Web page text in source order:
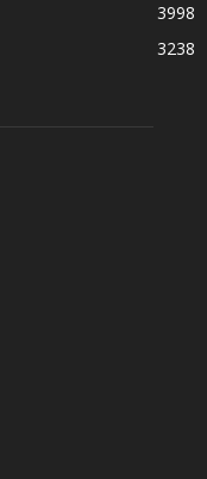
3998
3238